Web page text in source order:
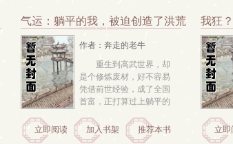
长生者，一路打进咸阳
宫。
气运：躺平的我，被迫创造了洪荒
作者：奔走的老牛
重生到高武世界，却
是个修炼废材，好不容易
凭借前世经验，成了全国
首富，正打算过上躺平的
间，开启国运之争。 各国
一名随机幸运儿进入创世
立即阅读 加入书架 推荐本书
我狂
立即